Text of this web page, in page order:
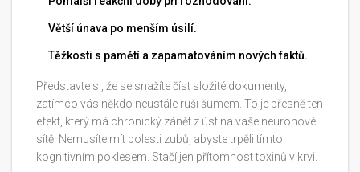
Větší únava po menším úsilí.
Těžkosti s pamětí a zapamatováním nových faktů.
Představte si, že se snažíte číst složité dokumenty,
zatímco vás někdo neustále ruší šumem. To je přesně ten
efekt, který má chronický zánět z úst na vaše neuronové
sítě. Nemusíte mít bolesti zubů, abyste trpěli tímto
kognitivním poklesem. Stačí jen přítomnost toxinů v krvi.